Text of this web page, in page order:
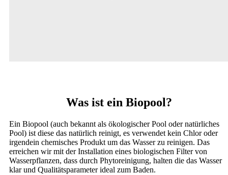
Was ist ein Biopool?
Ein Biopool (auch bekannt als ökologischer Pool oder natürliches
Pool) ist diese das natürlich reinigt, es verwendet kein Chlor oder
irgendein chemisches Produkt um das Wasser zu reinigen. Das
erreichen wir mit der Installation eines biologischen Filter von
Wasserpflanzen, dass durch Phytoreinigung, halten die das Wasser
klar und Qualitätsparameter ideal zum Baden.